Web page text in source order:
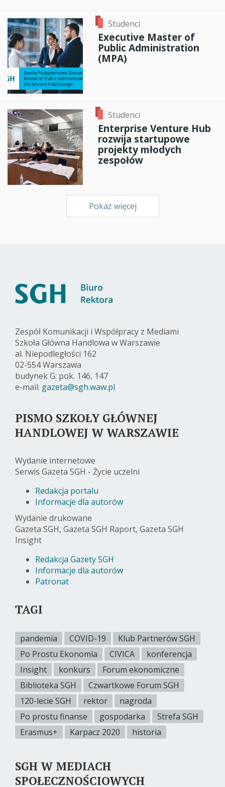
Studenci
Executive Master of
Public Administration
(MPA)
Studenci
Enterprise Venture Hub
rozwija startupowe
projekty młodych
zespołów
Pokaż więcej
Zespół Komunikacji i Współpracy z Mediami
Szkoła Główna Handlowa w Warszawie
al. Niepodległości 162
02-554 Warszawa
budynek G: pok. 146, 147
e-mail: gazeta@sgh.waw.pl
PISMO SZKOŁY GŁÓWNEJ
HANDLOWEJ W WARSZAWIE
Wydanie internetowe
Serwis Gazeta SGH - Życie uczelni
Redakcja portalu
Informacje dla autorów
Wydanie drukowane
Gazeta SGH, Gazeta SGH Raport, Gazeta SGH
Insight
Redakcja Gazety SGH
Informacje dla autorów
Patronat
TAGI
pandemia COVID-19
Klub Partnerów SGH
Po Prostu Ekonomia
CIVICA
konferencja
Insight
konkurs
Forum ekonomiczne
Biblioteka SGH
Czwartkowe Forum SGH
120-lecie SGH
rektor
nagroda
Po prostu finanse
gospodarka
Strefa SGH
Erasmus+
Karpacz 2020 historia
SGH W MEDIACH
SPOŁECZNOŚCIOWYCH